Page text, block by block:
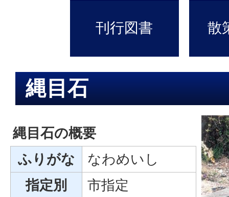
刊行図書 散
縄目石
縄目石の概要
ふりがな
なわめいし
指定別
市指定